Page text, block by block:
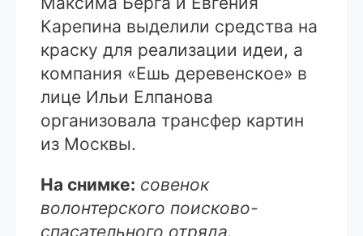
Карепина выделили средства на
краску для реализации идеи, а
компания «Ешь деревенское» в
лице Ильи Елпанова
организовала трансфер картин
из Москвы.
На снимке: совенок
волонтерского поисково-
спасательного отряда.